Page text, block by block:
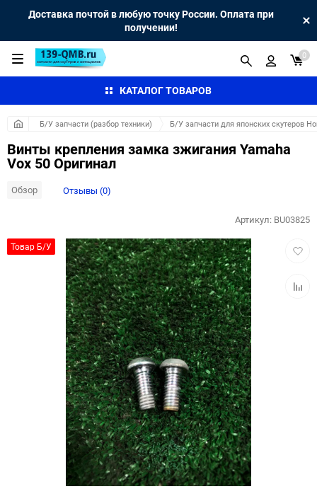
Доставка почтой в любую точку России. Оплата при
получении!
КАТАЛОГ ТОВАРОВ
0
Б/У запчасти (разбор техники) Б/У запчасти для японских скутеров
Винты крепления замка зжигания Yamaha
Vox 50 Оригинал
Обзор Отзывы (0)
Товар Б/У
Артикул: BU03825